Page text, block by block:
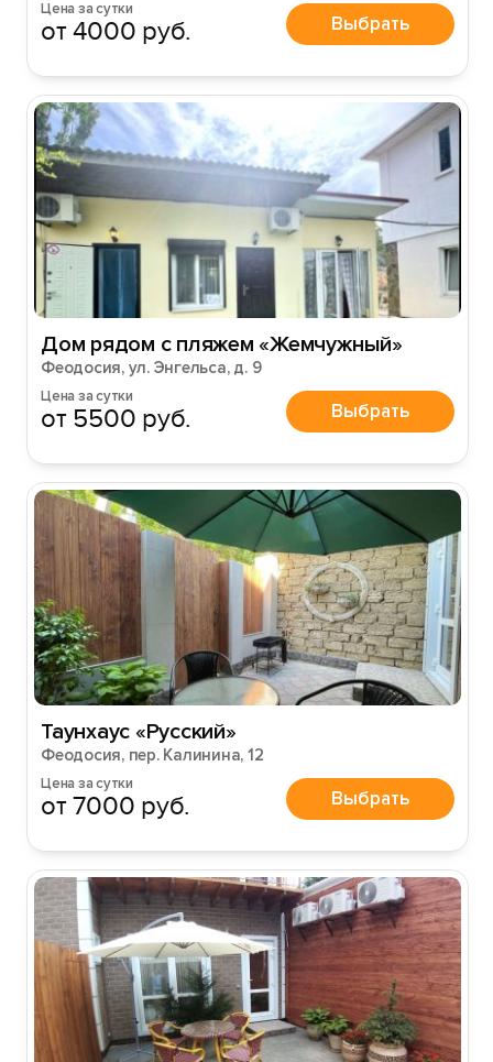
Цена за сутки
от 4000 руб. Выбрать
Дом рядом с пляжем «Жемчужный»
Феодосия, ул. Энгельса, д. 9
Цена за сутки
от 5500 руб. Выбрать
Таунхаус «Русский»
Феодосия, пер. Калинина, 12
Цена за сутки
от 7000 руб. Выбрать